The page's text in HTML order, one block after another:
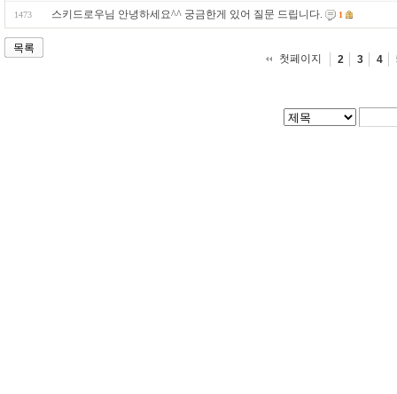
1473 스키드로우님 안녕하세요^^ 궁금한게 있어 질문 드립니다. 1
목록
첫페이지
2 3 4